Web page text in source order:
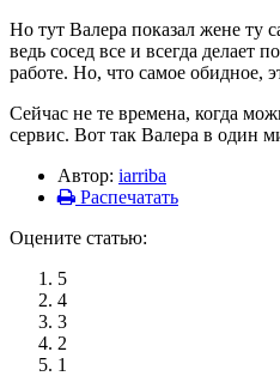
Но тут Валера показал жене ту
ведь сосед все и всегда
работе. Но, что самое обидное,
Сейчас не те времена, когда
сервис. Вот так Валера в один
Автор: iarriba
Распечатать
Оцените статью:
5
4
3
2
1